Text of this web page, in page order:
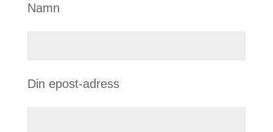
Namn
Din epost-adress